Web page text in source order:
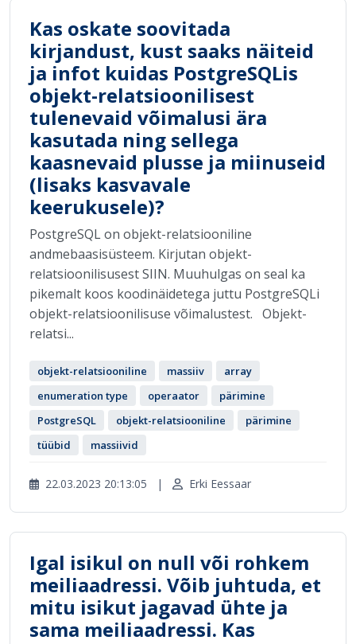
Kas oskate soovitada
kirjandust, kust saaks näiteid
ja infot kuidas PostgreSQLis
objekt-relatsioonilisest
tulenevaid võimalusi ära
kasutada ning sellega
kaasnevaid plusse ja miinuseid
(lisaks kasvavale
keerukusele)?
PostgreSQL on objekt-relatsiooniline
andmebaasisüsteem. Kirjutan objekt-
relatsioonilisusest SIIN. Muuhulgas on seal ka
pikemalt koos koodinäidetega juttu PostgreSQLi
objekt-relatsioonilisuse võimalustest. Objekt-
relatsi...
objekt-relatsiooniline massiiv
array
enumeration type
operaator
pärimine
PostgreSQL
objekt-relatsiooniline
pärimine
tüübid
massiivid
22.03.2023 20:13:05 | Erki Eessaar
Igal isikul on null või rohkem
meiliaadressi. Võib juhtuda, et
mitu isikut jagavad ühte ja
sama meiliaadressi. Kas